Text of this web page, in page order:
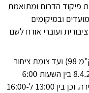
פיקוד הדרום ומתואמת
ובמיקומים
ועוברי אורח לשם
כביש 40 – קטע הנסיעה ממצפה רמון (ק"מ 98) ועד צומת ציחור
(ק"מ 38) ייחסם בימים ב' 7.4.25 ו-ג' 8.4.25 בין השעות 6:00
ל-10:00, 2 סגירות של שעה ורבע כל סגירה. וכן בין 13:00 ל-16:00